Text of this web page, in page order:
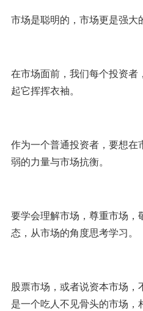
市场是聪明的，市场更是强大
在市场面前，我们每个投资者
起它挥挥衣袖。
作为一个普通投资者，要想在
弱的力量与市场抗衡。
要学会理解市场，尊重市场，
态，从市场的角度思考学习。
股票市场，或者说资本市场
是一个吃人不见骨头的市场